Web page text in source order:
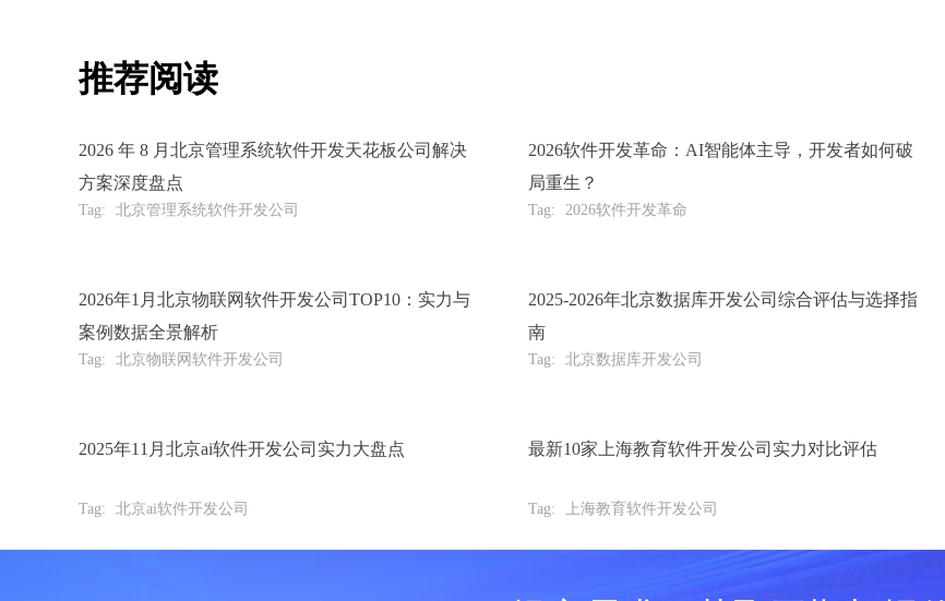
推荐阅读
2026 年 8 月北京管理系统软件开发天花板公司解决
方案深度盘点
Tag: 北京管理系统软件开发公司
2026软件开发革命：AI智能体主导，开发者如何破
局重生？
Tag: 2026软件开发革命
2026年1月北京物联网软件开发公司TOP10：实力与
案例数据全景解析
Tag: 北京物联网软件开发公司
2025-2026年北京数据库开发公司综合评估与选择指
南
Tag: 北京数据库开发公司
2025年11月北京ai软件开发公司实力大盘点
Tag: 北京ai软件开发公司
最新10家上海教育软件开发公司实力对比评估
Tag: 上海教育软件开发公司